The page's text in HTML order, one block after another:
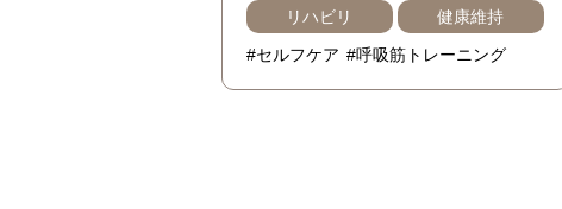
リハビリ 健康維持
#セルフケア #呼吸筋トレーニング